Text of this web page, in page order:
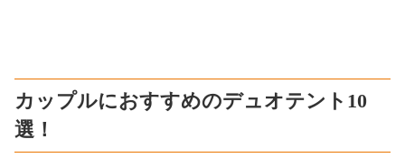
カップルにおすすめのデュオテント10
選！